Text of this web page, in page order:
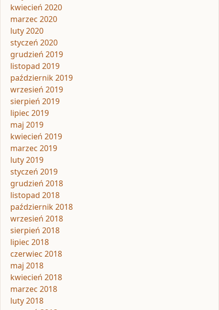
kwiecień 2020
marzec 2020
luty 2020
styczeń 2020
grudzień 2019
listopad 2019
październik 2019
wrzesień 2019
sierpień 2019
lipiec 2019
maj 2019
kwiecień 2019
marzec 2019
luty 2019
styczeń 2019
grudzień 2018
listopad 2018
październik 2018
wrzesień 2018
sierpień 2018
lipiec 2018
czerwiec 2018
maj 2018
kwiecień 2018
marzec 2018
luty 2018